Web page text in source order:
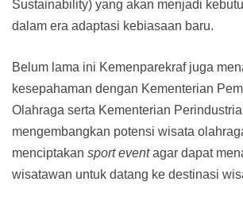
Sustainability) yang akan menjadi
dalam era adaptasi kebiasaan baru.
Belum lama ini Kemenparekraf juga
kesepahaman dengan Kementerian
Olahraga serta Kementerian
mengembangkan potensi wisata
menciptakan sport event agar dapat
wisatawan untuk datang ke destinasi